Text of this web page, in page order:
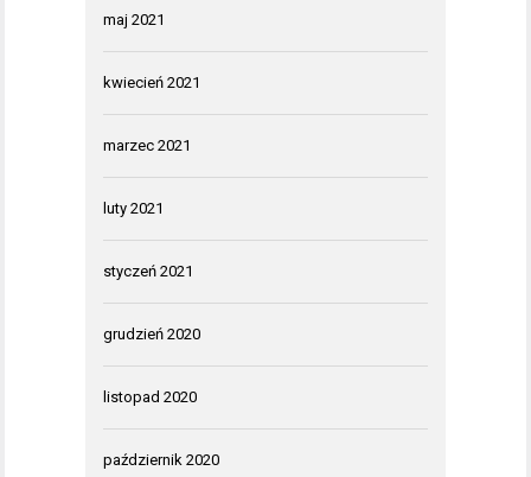
maj 2021
kwiecień 2021
marzec 2021
luty 2021
styczeń 2021
grudzień 2020
listopad 2020
październik 2020